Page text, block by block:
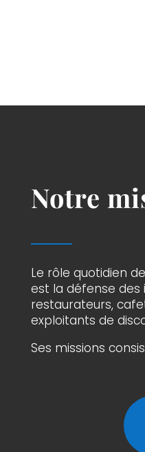
Notre
Le rôle quotidien de
est la défense des
restaurateurs,
exploitants de
Ses missions